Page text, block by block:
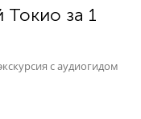
Токио за 1
с аудиогидом